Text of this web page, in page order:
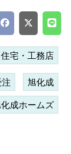
住宅・工務店
注 旭化成
成ホームズ